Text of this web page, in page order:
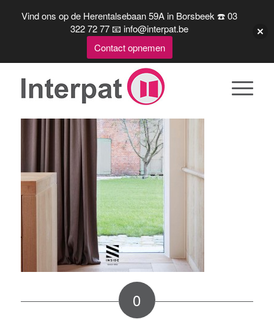
0
Vind ons op de Herentalsebaan 59A in Borsbeek ☎️ 03
322 72 77 📧 info@interpat.be
Contact opnemen